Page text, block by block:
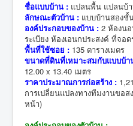
ชื่อแบบบ้าน : แปลนพื้น แปลนบ้
ลักษณะตัวบ้าน : แบบบ้านสองชั้
องค์ประกอบของบ้าน : 2 ห้องน
ระเบียง ห้องเอนกประสงค์ ที่จอ
พื้นที่ใช้ซอย : 135 ตารางเมตร
ขนาดที่ดินที่เหมาะสมกับแบบบ้า
12.00 x 13.40 เมตร
ราคาประมาณการก่อสร้าง :
การเปลี่ยนแปลงทางทีมงานขอ
หน้า)